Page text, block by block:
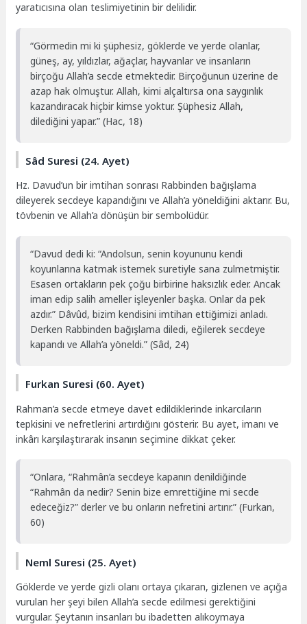
yaratıcısına olan teslimiyetinin bir delilidir.
“Görmedin mi ki şüphesiz, göklerde ve yerde olanlar,
güneş, ay, yıldızlar, ağaçlar, hayvanlar ve insanların
birçoğu Allah’a secde etmektedir. Birçoğunun üzerine de
azap hak olmuştur. Allah, kimi alçaltırsa ona saygınlık
kazandıracak hiçbir kimse yoktur. Şüphesiz Allah,
dilediğini yapar.” (Hac, 18)
Sâd Suresi (24. Ayet)
Hz. Davud’un bir imtihan sonrası Rabbinden bağışlama
dileyerek secdeye kapandığını ve Allah’a yöneldiğini aktarır. Bu,
tövbenin ve Allah’a dönüşün bir sembolüdür.
“Davud dedi ki: “Andolsun, senin koyununu kendi
koyunlarına katmak istemek suretiyle sana zulmetmiştir.
Esasen ortakların pek çoğu birbirine haksızlık eder. Ancak
iman edip salih ameller işleyenler başka. Onlar da pek
azdır.” Dâvûd, bizim kendisini imtihan ettiğimizi anladı.
Derken Rabbinden bağışlama diledi, eğilerek secdeye
kapandı ve Allah’a yöneldi.” (Sâd, 24)
Furkan Suresi (60. Ayet)
Rahman’a secde etmeye davet edildiklerinde inkarcıların
tepkisini ve nefretlerini artırdığını gösterir. Bu ayet, imanı ve
inkârı karşılaştırarak insanın seçimine dikkat çeker.
“Onlara, “Rahmân’a secdeye kapanın denildiğinde
“Rahmân da nedir? Senin bize emrettiğine mi secde
edeceğiz?” derler ve bu onların nefretini artırır.” (Furkan,
60)
Neml Suresi (25. Ayet)
Göklerde ve yerde gizli olanı ortaya çıkaran, gizlenen ve açığa
vurulan her şeyi bilen Allah’a secde edilmesi gerektiğini
vurgular. Şeytanın insanları bu ibadetten alıkoymaya